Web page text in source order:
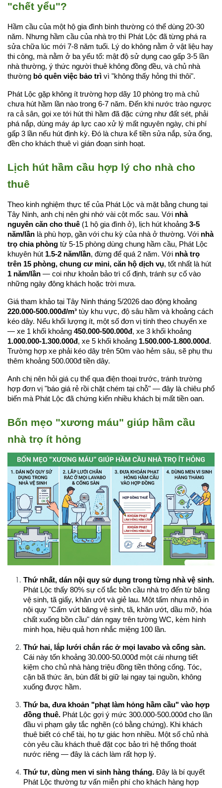
"chết yểu"?
Hầm cầu của một hộ gia đình bình thường có thể dùng 20-30
năm. Nhưng hầm cầu của nhà trọ thì Phát Lộc đã từng phá ra
sửa chữa lúc mới 7-8 năm tuổi. Lý do không nằm ở vật liệu hay
thi công, mà nằm ở ba yếu tố: mật độ sử dụng cao gấp 3-5 lần
nhà thường, ý thức người thuê không đồng đều, và chủ nhà
thường bỏ quên việc bảo trì vì "không thấy hỏng thì thôi".
Phát Lộc gặp không ít trường hợp dãy 10 phòng trọ mà chủ
chưa hút hầm lần nào trong 6-7 năm. Đến khi nước trào ngược
ra cả sân, gọi xe tới hút thì hầm đã đặc cứng như đất sét, phải
phá nắp, dùng máy áp lực cao xử lý mất nguyên ngày, chi phí
gấp 3 lần nếu hút định kỳ. Đó là chưa kể tiền sửa nắp, sửa ống,
đền cho khách thuê vì gián đoạn sinh hoạt.
Lịch hút hầm cầu hợp lý cho nhà cho
thuê
Theo kinh nghiệm thực tế của Phát Lộc và mặt bằng chung tại
Tây Ninh, anh chị nên ghi nhớ vài cột mốc sau. Với nhà
nguyên căn cho thuê (1 hộ gia đình ở), lịch hút khoảng 3-5
năm/lần là phù hợp, gần với chu kỳ của nhà ở thường. Với nhà
trọ chia phòng từ 5-15 phòng dùng chung hầm cầu, Phát Lộc
khuyên hút 1.5-2 năm/lần, đừng để quá 2 năm. Với nhà trọ
trên 15 phòng, chung cư mini, căn hộ dịch vụ
1 năm/lần — coi như khoản bảo trì cố định, tránh sự cố vào
những ngày đông khách hoặc trời mưa.
220.000-500.000đ/m³ tùy khu vực, độ sâu hầm và khoảng cách
kéo dây. Nếu khối lượng ít, một số đơn vị tính theo chuyến xe
— xe 1 khối khoảng 450.000-500.000đ
1.000.000-1.300.000đ, xe 5 khối khoảng 1.500.000-1.800.000đ.
Trường hợp xe phải kéo dây trên 50m vào hẻm sâu, sẽ phụ thu
thêm khoảng 500.000đ tiền dây.
Anh chị nên hỏi giá cụ thể qua điện thoại trước, tránh trường
hợp đơn vị "báo giá rẻ rồi chặt chém tại chỗ" — đây là chiêu phổ
biến mà Phát Lộc đã chứng kiến nhiều khách bị mất tiền oan.
Bốn mẹo "xương máu" giúp hầm cầu
nhà trọ ít hỏng
Thứ nhất, dán nội quy sử dụng trong từng nhà vệ sinh.
Phát Lộc thấy 80% sự cố tắc bồn cầu nhà trọ đến từ băng
vệ sinh, tã giấy, khăn ướt và giẻ lau. Một tấm nhựa nhỏ in
nội quy "Cấm vứt băng vệ sinh, tã, khăn ướt, dầu mỡ, hóa
chất xuống bồn cầu" dán ngay trên tường WC, kèm hình
minh họa, hiệu quả hơn nhắc miệng 100 lần.
Thứ hai, lắp lưới chắn rác ở mọi lavabo và cống sàn.
Cái này tốn khoảng 30.000-50.000đ một cái nhưng tiết
kiệm cho chủ nhà hàng triệu đồng tiền thông cống. Tóc,
cặn bã thức ăn, bùn đất bị giữ lại ngay tại nguồn, không
xuống được hầm.
Thứ ba, đưa khoản "phạt làm hỏng hầm cầu" vào hợp
đồng thuê. Phát Lộc gợi ý mức 300.000-500.000đ cho lần
đầu vi phạm gây tắc nghẽn (có bằng chứng). Khi khách
thuê biết có chế tài, họ tự giác hơn nhiều. Một số chủ nhà
còn yêu cầu khách thuê đặt cọc bảo trì hệ thống thoát
nước riêng — đây là cách làm rất hợp lý.
Thứ tư, dùng men vi sinh hàng tháng. Đây là bí quyết
Phát Lộc thường tư vấn miễn phí cho khách hàng hợp